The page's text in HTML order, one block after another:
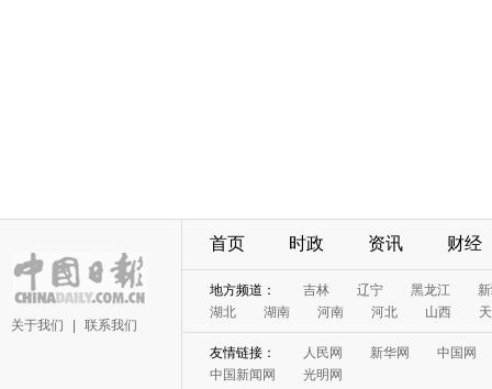
关于我们 联系我们
首页 时政 资讯 财经
地方频道： 吉林 辽宁 黑龙江
湖北
湖南 河南 河北 山西
友情链接： 人民网 新华网
中国网
中国新闻网
光明网